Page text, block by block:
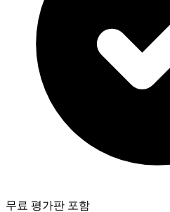
무료 평가판 포함